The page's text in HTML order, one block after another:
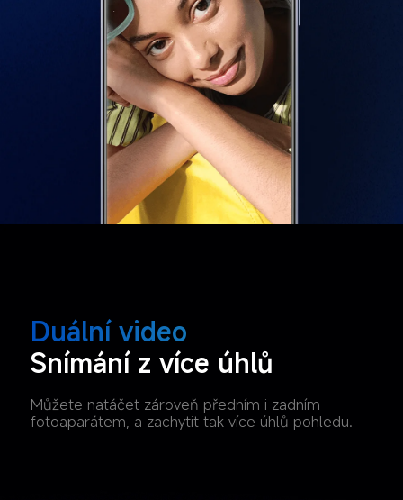
Duální video
Snímání z více úhlů
Můžete natáčet zároveň předním i zadním
fotoaparátem, a zachytit tak více úhlů pohledu.